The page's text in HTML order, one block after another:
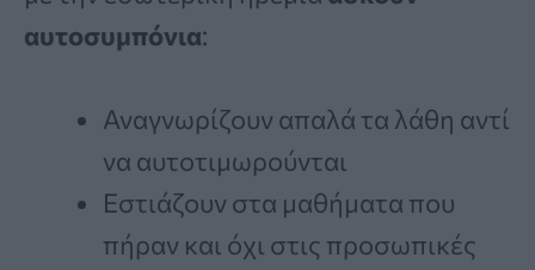
αυτοσυμπόνια:
Αναγνωρίζουν απαλά τα λάθη αντί
να αυτοτιμωρούνται
Εστιάζουν στα μαθήματα που
πήραν και όχι στις προσωπικές